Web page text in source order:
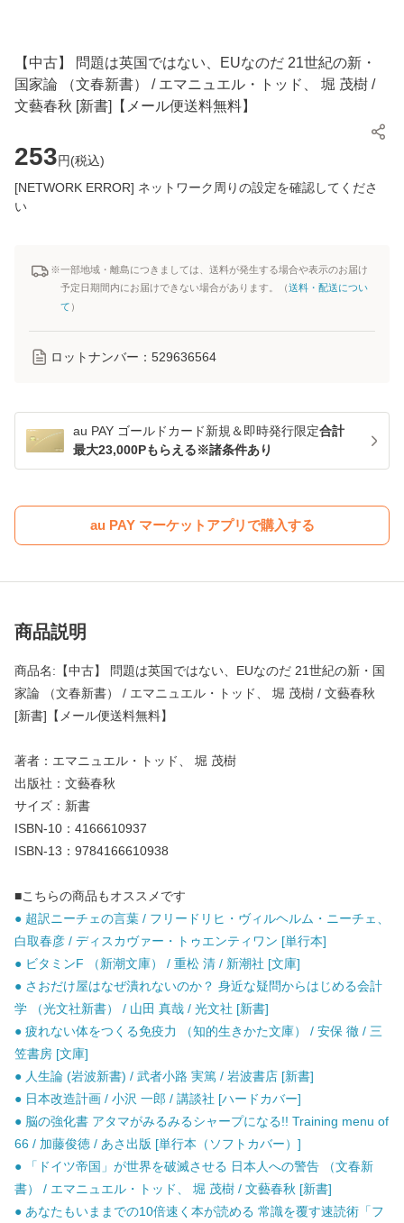
【中古】 問題は英国ではない、EUなのだ 21世紀の新・
国家論 （文春新書） / エマニュエル・トッド、 堀 茂樹 /
文藝春秋 [新書]【メール便送料無料】
253円(税込)
[NETWORK ERROR] ネットワーク周りの設定を確認してくださ
い
※一部地域・離島につきましては、送料が発生する場合や表示のお届け
予定日期間内にお届けできない場合があります。（送料・配送につい
て ）
ロットナンバー： 529636564
au PAY ゴールドカード新規＆即時発行限定合計
最大23,000Pもらえる※諸条件あり
au PAY マーケットアプリで購入する
商品説明
商品名:【中古】 問題は英国ではない、EUなのだ 21世紀の新・国
家論 （文春新書） / エマニュエル・トッド、 堀 茂樹 / 文藝春秋
[新書]【メール便送料無料】
著者：エマニュエル・トッド、 堀 茂樹
出版社：文藝春秋
サイズ：新書
ISBN-10：4166610937
ISBN-13：9784166610938
■こちらの商品もオススメです
● 超訳ニーチェの言葉 / フリードリヒ・ヴィルヘルム・ニーチェ、
白取春彦 / ディスカヴァー・トゥエンティワン [単行本]
● ビタミンF （新潮文庫） / 重松 清 / 新潮社 [文庫]
● さおだけ屋はなぜ潰れないのか？ 身近な疑問からはじめる会計
学 （光文社新書） / 山田 真哉 / 光文社 [新書]
● 疲れない体をつくる免疫力 （知的生きかた文庫） / 安保 徹 / 三
笠書房 [文庫]
● 人生論 (岩波新書) / 武者小路 実篤 / 岩波書店 [新書]
● 日本改造計画 / 小沢 一郎 / 講談社 [ハードカバー]
● 脳の強化書 アタマがみるみるシャープになる!! Training menu of
66 / 加藤俊徳 / あさ出版 [単行本（ソフトカバー）]
● 「ドイツ帝国」が世界を破滅させる 日本人への警告 （文春新
書） / エマニュエル・トッド、 堀 茂樹 / 文藝春秋 [新書]
● あなたもいままでの10倍速く本が読める 常識を覆す速読術「フ